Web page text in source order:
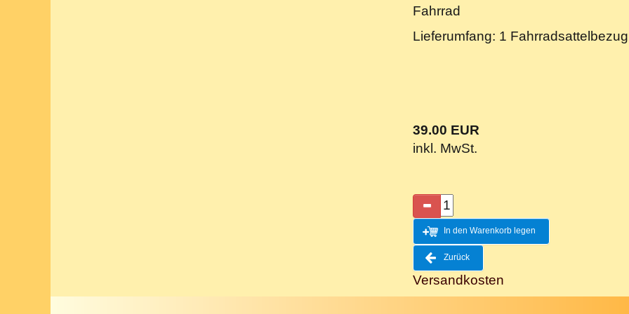
Fahrrad
Lieferumfang: 1
39.00 EUR
inkl. MwSt.
In den Warenkorb legen
Zurück
Versandkosten